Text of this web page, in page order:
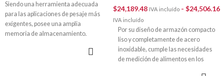
Siendo una herramienta adecuada
para las aplicaciones de pesaje más
exigentes, posee una amplia
memoria de almacenamiento.
$24,189.48 IVA incluído - $24,506.16
IVA incluído
Por su diseño de armazón compacto
liso y completamente de acero
inoxidable, cumple las necesidades
de medición de alimentos en los